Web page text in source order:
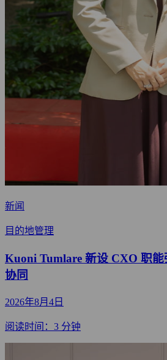
新闻
目的地管理
Kuoni Tumlare 新设 CXO 职
协同
2026年8月4日
阅读时间：3 分钟